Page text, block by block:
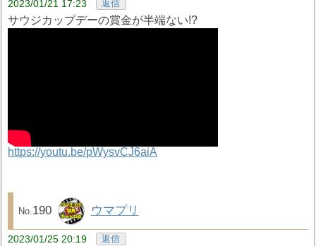
2023/01/21 17:23 返信
サウジカップデーの賞金が半端ない!?
https://youtu.be/pWysvCJ6aiA
190 ウマプリ
2023/01/25 20:19 返信